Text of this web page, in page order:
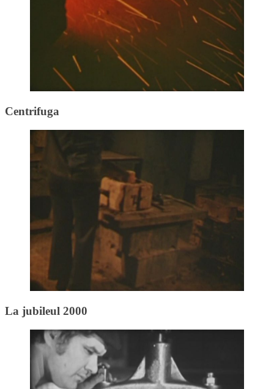
Centrifuga
La jubileul 2000